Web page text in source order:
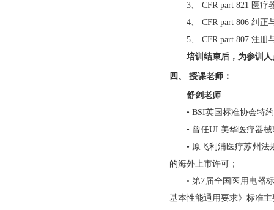
3、 CFR part 821 医疗
4、 CFR part 806 纠正
5、 CFR part 807 注册
培训结束后，为参训
四、 授课老师：
舒剑老师
• BSI英国标准协会特
• 曾任UL美华医疗器
• 原飞利浦医疗苏州法
的海外上市许可；
• 第7届全国医用电器
基本性能通用要求》标准